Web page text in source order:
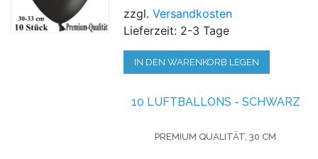
zzgl.Versandkosten
Lieferzeit: 2-3 Tage
IN DEN WARENKORB LEGEN
10 LUFTBALLONS - SCHWARZ
PREMIUM QUALITÄT, 30 CM